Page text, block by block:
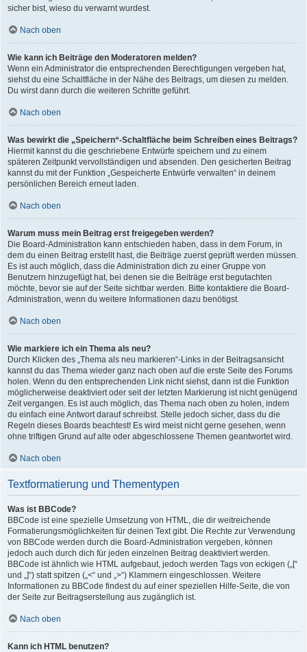
sicher bist, wieso du verwarnt wurdest.
Nach oben
Wie kann ich Beiträge den Moderatoren melden?
Wenn ein Administrator die entsprechenden Berechtigungen vergeben hat,
siehst du eine Schaltfläche in der Nähe des Beitrags, um diesen zu melden.
Du wirst dann durch die weiteren Schritte geführt.
Nach oben
Was bewirkt die „Speichern“-Schaltfläche beim Schreiben eines Beitrags?
Hiermit kannst du die geschriebene Entwürfe speichern und zu einem
späteren Zeitpunkt vervollständigen und absenden. Den gesicherten Beitrag
kannst du mit der Funktion „Gespeicherte Entwürfe verwalten“ in deinem
persönlichen Bereich erneut laden.
Nach oben
Warum muss mein Beitrag erst freigegeben werden?
Die Board-Administration kann entschieden haben, dass in dem Forum, in
dem du einen Beitrag erstellt hast, die Beiträge zuerst geprüft werden müssen.
Es ist auch möglich, dass die Administration dich zu einer Gruppe von
Benutzern hinzugefügt hat, bei denen sie die Beiträge erst begutachten
möchte, bevor sie auf der Seite sichtbar werden. Bitte kontaktiere die Board-
Administration, wenn du weitere Informationen dazu benötigst.
Nach oben
Wie markiere ich ein Thema als neu?
Durch Klicken des „Thema als neu markieren“-Links in der Beitragsansicht
kannst du das Thema wieder ganz nach oben auf die erste Seite des Forums
holen. Wenn du den entsprechenden Link nicht siehst, dann ist die Funktion
möglicherweise deaktiviert oder seit der letzten Markierung ist nicht genügend
Zeit vergangen. Es ist auch möglich, das Thema nach oben zu holen, indem
du einfach eine Antwort darauf schreibst. Stelle jedoch sicher, dass du die
Regeln dieses Boards beachtest! Es wird meist nicht gerne gesehen, wenn
ohne triftigen Grund auf alte oder abgeschlossene Themen geantwortet wird.
Nach oben
Textformatierung und Thementypen
Was ist BBCode?
BBCode ist eine spezielle Umsetzung von HTML, die dir weitreichende
Formatierungsmöglichkeiten für deinen Text gibt. Die Rechte zur Verwendung
von BBCode werden durch die Board-Administration vergeben, können
jedoch auch durch dich für jeden einzelnen Beitrag deaktiviert werden.
BBCode ist ähnlich wie HTML aufgebaut, jedoch werden Tags von eckigen („[“
und „]“) statt spitzen („<“ und „>“) Klammern eingeschlossen. Weitere
Informationen zu BBCode findest du auf einer speziellen Hilfe-Seite, die von
der Seite zur Beitragserstellung aus zugänglich ist.
Nach oben
Kann ich HTML benutzen?